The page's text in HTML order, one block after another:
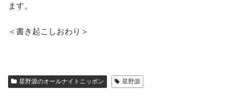
ます。
＜書き起こしおわり＞
星野源のオールナイトニッポン 星野源